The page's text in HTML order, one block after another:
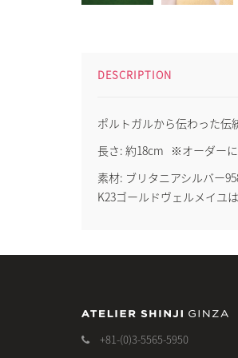
DESCRIPTION
ポルトガルから伝わった伝
長さ: 約18cm ※オーダーに
素材: ブリタニアシルバー
K23ゴールドヴェルメイユ
+81-(0)3-5565-5950